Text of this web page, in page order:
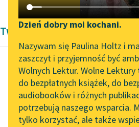
Katalog DAISY
Podkasty o książkach
Aktualności
„Prokurator Alicja Horn”
do słuchania
Byliśmy częścią AI Impact
Lab
Dzień dobry moi kochani.
Nazywam się Paulina Holtz i
zaszczyt i przyjemność być
Wolnych Lektur. Wolne
do bezpłatnych książek, do
audiobooków i różnych
potrzebują naszego wsparcia.
tylko korzystać, ale także
Twórczość Stefana
—